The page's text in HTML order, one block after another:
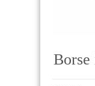
Borse